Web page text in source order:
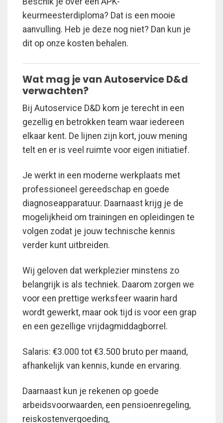
keurmeesterdiploma? Dat is een mooie
aanvulling. Heb je deze nog niet? Dan kun je
dit op onze kosten behalen.
Wat mag je van Autoservice D&d
verwachten?
Bij Autoservice D&D kom je terecht in een
gezellig en betrokken team waar iedereen
elkaar kent. De lijnen zijn kort, jouw mening
telt en er is veel ruimte voor eigen initiatief.
Je werkt in een moderne werkplaats met
professioneel gereedschap en goede
diagnoseapparatuur. Daarnaast krijg je de
mogelijkheid om trainingen en opleidingen te
volgen zodat je jouw technische kennis
verder kunt uitbreiden.
Wij geloven dat werkplezier minstens zo
belangrijk is als techniek. Daarom zorgen we
voor een prettige werksfeer waarin hard
wordt gewerkt, maar ook tijd is voor een grap
en een gezellige vrijdagmiddagborrel.
Salaris: €3.000 tot €3.500 bruto per maand,
afhankelijk van kennis, kunde en ervaring.
Daarnaast kun je rekenen op goede
arbeidsvoorwaarden, een pensioenregeling,
reiskostenvergoeding,